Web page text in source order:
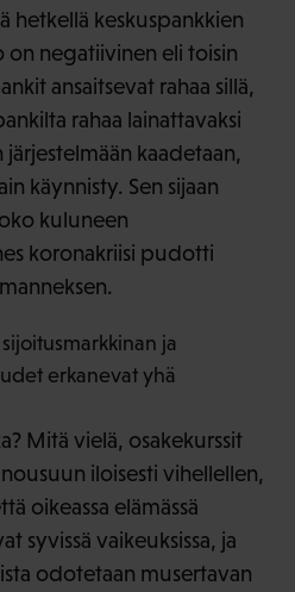
hetkellä keskuspankkien
negatiivinen eli toisin
ansaitsevat rahaa sillä,
rahaa lainattavaksi
järjestelmään kaadetaan,
käynnisty. Sen sijaan
kuluneen
koronakriisi pudotti
ja
erkanevat yhä
Mitä vielä, osakekurssit
iloisesti vihellellen,
oikeassa elämässä
syvissä vaikeuksissa, ja
odotetaan musertavan